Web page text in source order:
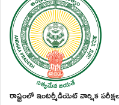
రాష్ట్రంలో ఇంటర్మీడియెట్ వార్షిక